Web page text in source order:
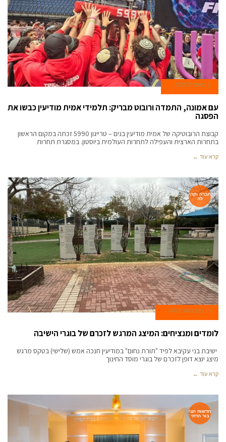
2 באפריל 2025
עם אמונה, התמדה ורובוט מבריק: תלמידי אמית מודיעין כבשו את
הפסגה
קבוצת הרובוטיקה של אמית מודיעין בנים – טרייגון 5990 זכתה במקום הראשון
בתחרות הארצית והעפילה לתחרות העולמית ביוסטון. במסגרת תחרות
קרא עוד ←
חברה וקהי
לה
13 בפברואר 2025
לומדים ומנציחים: המיצג המרגש לזכרם של בוגרי הישיבה
ישיבת בני עקיבא לפיד "תורת נחום" במודיעין חנכה אמש (שלישי) בטקס מרגש
מיצג יוצא דופן לזכרם של בוגרי מוסד החינוך
קרא עוד ←
חדשות הצי
בור הדתי